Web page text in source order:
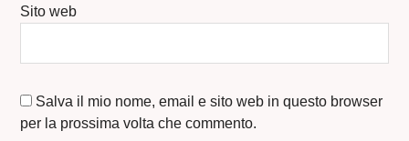
Sito web
Salva il mio nome, email e sito web in questo browser
per la prossima volta che commento.